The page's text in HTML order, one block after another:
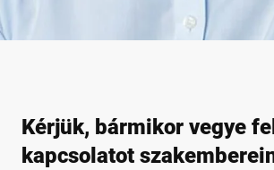
Kérjük, bármikor vegye
kapcsolatot